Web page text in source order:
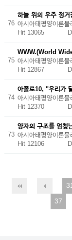
76
하늘 위의 우주 정거
아시아태평양이론물
Hit 13065
75
WWW.(World
아시아태평양이론물
Hit 12867
74
아폴로10, "우리가
아시아태평양이론물
Hit 12370
73
양자의 구조를 엄청
아시아태평양이론물
Hit 12106
31
37